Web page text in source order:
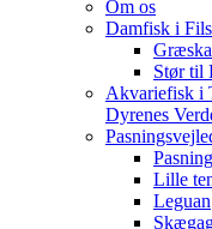
Om os
Damfisk i
Stør til
Akvariefisk i
Dyrenes
Lille
Leguan